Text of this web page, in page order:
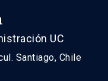
UC
Santiago, Chile